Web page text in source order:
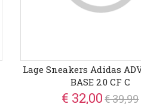
Lage Sneakers Adidas
BASE 2.0 CF C
€ 32,00€ 39,99